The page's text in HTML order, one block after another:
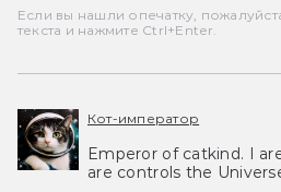
Если вы нашли опечатку,
текста и нажмите Ctrl+Enter.
Кот-император
Emperor of catkind. I
are controls the